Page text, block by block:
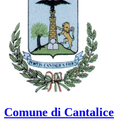
Comune di Cantalice